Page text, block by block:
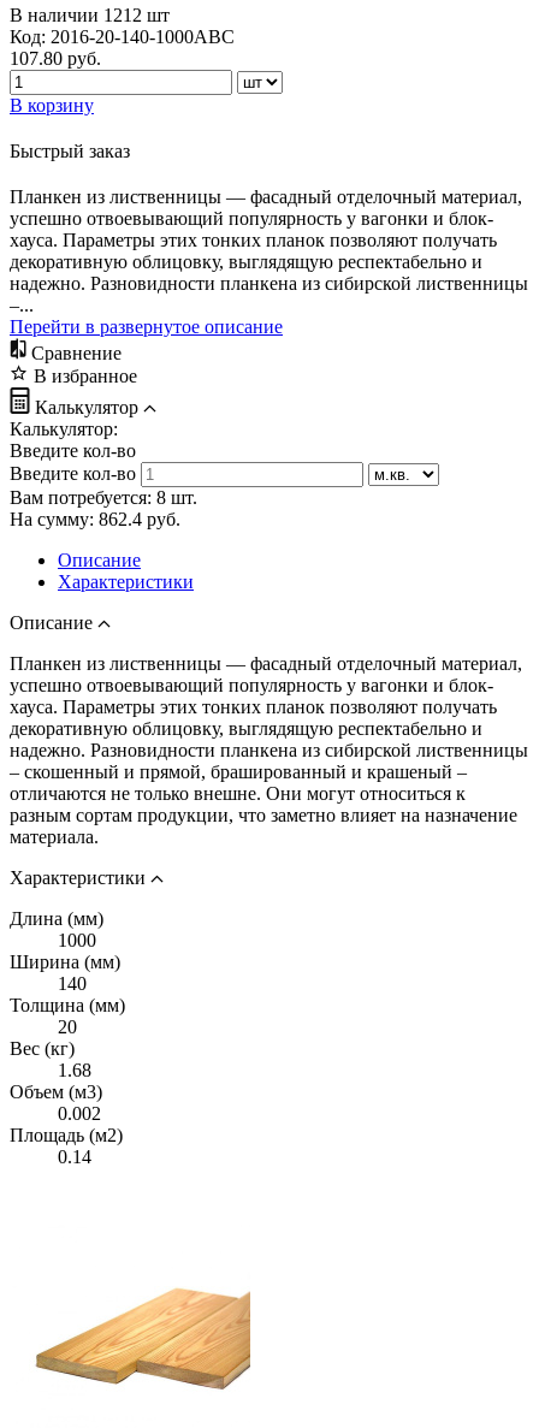
В наличии 1212 шт
Код: 2016-20-140-1000ABC
107.80 руб.
В корзину
Быстрый заказ
Планкен из лиственницы — фасадный отделочный материал,
успешно отвоевывающий популярность у вагонки и блок-
хауса. Параметры этих тонких планок позволяют получать
декоративную облицовку, выглядящую респектабельно и
надежно. Разновидности планкена из сибирской лиственницы
–...
Перейти в развернутое описание
Сравнение
В избранное
Калькулятор
Калькулятор:
Введите кол-во
Введите кол-во
Вам потребуется: 8 шт.
На сумму: 862.4 руб.
Описание
Характеристики
Описание
Планкен из лиственницы — фасадный отделочный материал,
успешно отвоевывающий популярность у вагонки и блок-
хауса. Параметры этих тонких планок позволяют получать
декоративную облицовку, выглядящую респектабельно и
надежно. Разновидности планкена из сибирской лиственницы
– скошенный и прямой, брашированный и крашеный –
отличаются не только внешне. Они могут относиться к
разным сортам продукции, что заметно влияет на назначение
материала.
Характеристики
Длина (мм)
1000
Ширина (мм)
140
Толщина (мм)
20
Вес (кг)
1.68
Объем (м3)
0.002
Площадь (м2)
0.14